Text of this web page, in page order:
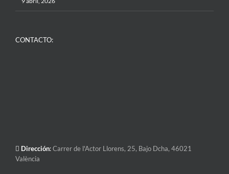
CONTACTO:
Dirección:Carrer de l'Actor Llorens, 25, Bajo Dcha, 46021
València